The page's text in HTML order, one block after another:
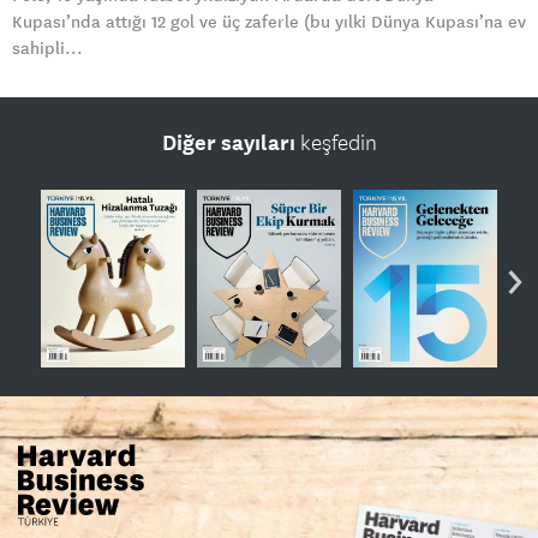
Kupası’nda attığı 12 gol ve üç zaferle (bu yılki Dünya Kupası’na ev
sahipli...
Diğer sayıları keşfedin
›